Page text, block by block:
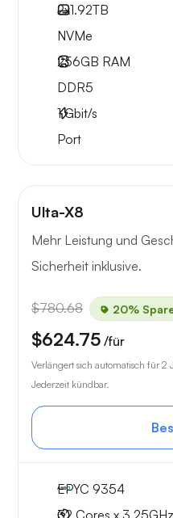
2x1.92TB
NVMe
256GB RAM
DDR5
1Gbit/s
Port
Ulta-X8
Mehr Leistung und
Sicherheit inklusive.
$780.68 20%
$624.75 /für
Verlängert sich automatisch für 2
Jederzeit kündbar.
EPYC 9354